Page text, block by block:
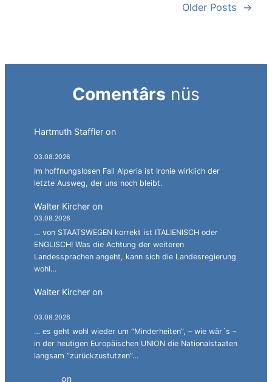
Older Posts →
Comentârs nüs
Hartmuth Staffler on
03.08.2026
Im hoffnungslosen Fall Alperia ist Ironie wirklich der
letzte Ausweg, der uns noch bleibt.
Walter Kircher on
03.08.2026
… von STAATSWEGEN korrekt ist ITALIENISCH oder
ENGLISCH! Was die Achtung der weiteren
Landessprachen angeht, kann sich die Landesregierung
wohl…
Walter Kircher on
03.08.2026
… es geht wohl wieder um “Minderheiten”, – wie wär´s –
in der heutigen Europäischen UNION die Nationalstaaten
langsam “zurückzustutzen”…
on